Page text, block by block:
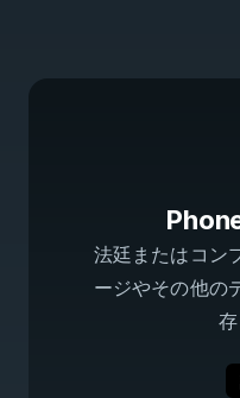
法廷またはコン
ージやその他の
存